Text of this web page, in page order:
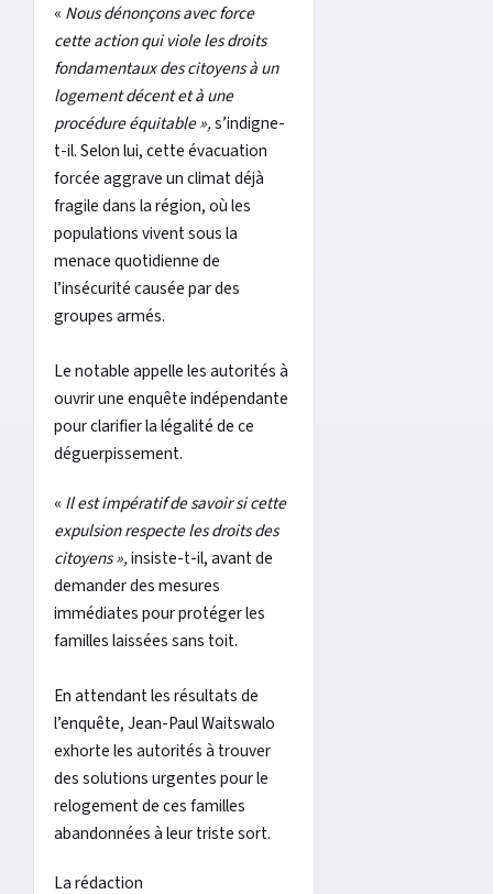
« Nous dénonçons avec force
cette action qui viole les droits
fondamentaux des citoyens à un
logement décent et à une
procédure équitable »,s’indigne-
t-il. Selon lui, cette évacuation
forcée aggrave un climat déjà
fragile dans la région, où les
populations vivent sous la
menace quotidienne de
l’insécurité causée par des
groupes armés.
Le notable appelle les autorités à
ouvrir une enquête indépendante
pour clarifier la légalité de ce
déguerpissement.
« Il est impératif de savoir si cette
expulsion respecte les droits des
citoyens »,insiste-t-il, avant de
demander des mesures
immédiates pour protéger les
familles laissées sans toit.
En attendant les résultats de
l’enquête, Jean-Paul Waitswalo
exhorte les autorités à trouver
des solutions urgentes pour le
relogement de ces familles
abandonnées à leur triste sort.
La rédaction